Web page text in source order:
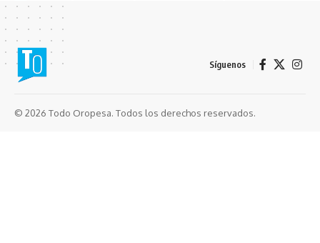
Síguenos
© 2026 Todo Oropesa. Todos los derechos reservados.